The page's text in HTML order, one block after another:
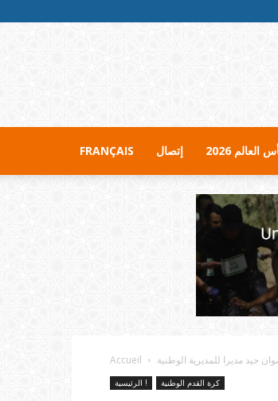
FRANÇAIS إتصال العالم 2026
Accueil
الرئيسية ! كرة القدم الوطنية